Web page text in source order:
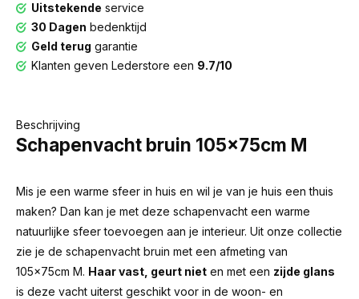
Uitstekende service
30 Dagen bedenktijd
Geld terug garantie
Klanten geven Lederstore een 9.7/10
Beschrijving
Schapenvacht bruin 105x75cm M
Mis je een warme sfeer in huis en wil je van je huis een thuis
maken? Dan kan je met deze schapenvacht een warme
natuurlijke sfeer toevoegen aan je interieur. Uit onze collectie
zie je de schapenvacht bruin met een afmeting van
105x75cm M. Haar vast, geurt niet en met een zijde glans
is deze vacht uiterst geschikt voor in de woon- en